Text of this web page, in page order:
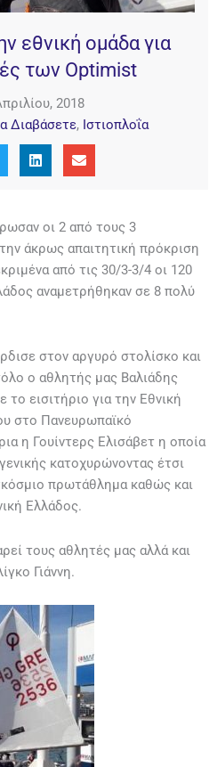
εθνική ομάδα για
των Optimist
2018
Διαβάσετε, Ιστιοπλοΐα
οι 2 από τους 3
άκρως απαιτητική πρόκριση
από τις 30/3-3/4 οι 120
αναμετρήθηκαν σε 8 πολύ
στον αργυρό στολίσκο και
ο αθλητής μας Βαλιάδης
εισιτήριο για την Εθνική
στο Πανευρωπαϊκό
η Γουίντερς Ελισάβετ η οποία
κατοχυρώνοντας έτσι
πρωτάθλημα καθώς και
Ελλάδος.
τους αθλητές μας αλλά και
Γιάννη.